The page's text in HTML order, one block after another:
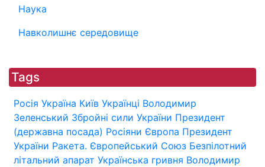
Наука
Навколишнє середовище
Tags
Росія Україна Київ Українці Володимир
Зеленський Збройні сили України Президент
(державна посада) Росіяни Європа Президент
України Ракета. Європейський Союз Безпілотний
літальний апарат Українська гривня Володимир